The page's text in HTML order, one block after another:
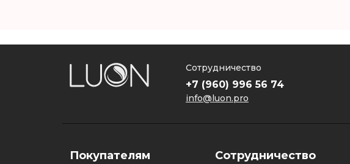
Сотрудничество
+7 (960) 996 56 74
info@luon.pro
Покупателям Сотрудничество